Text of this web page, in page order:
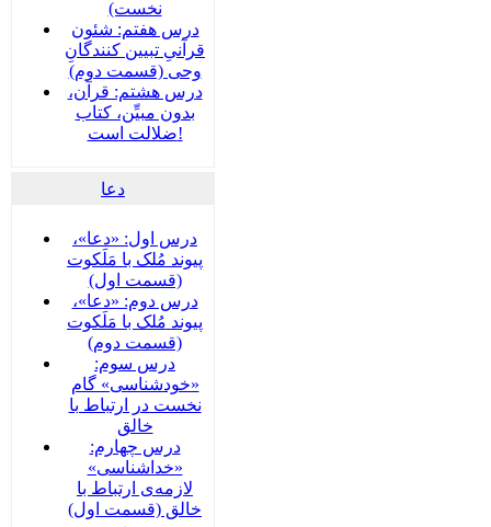
نخست)
درس هفتم: شئون
قرآنیِ تبیین کنندگانِ
وحی (قسمت دوم)
درس هشتم: قرآن،
بدون مبیِّن، کتاب
ضلالت است!
دعا
درس اول: «دعا»،
پیوند مُلک با مَلَکوت
(قسمت اول)
درس دوم: «دعا»،
پیوند مُلک با مَلَکوت
(قسمت دوم)
درس سوم:
«خودشناسی» گام
نخست در ارتباط با
خالق
درس چهارم:
«خداشناسی»
لازمه‌ی ارتباط با
خالق (قسمت اول)